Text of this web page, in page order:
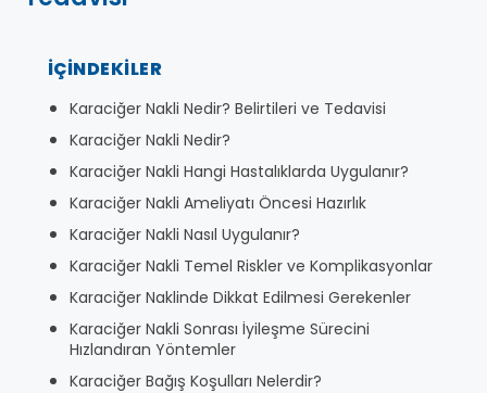
İÇINDEKILER
Karaciğer Nakli Nedir? Belirtileri ve Tedavisi
Karaciğer Nakli Nedir?
Karaciğer Nakli Hangi Hastalıklarda Uygulanır?
Karaciğer Nakli Ameliyatı Öncesi Hazırlık
Karaciğer Nakli Nasıl Uygulanır?
Karaciğer Nakli Temel Riskler ve Komplikasyonlar
Karaciğer Naklinde Dikkat Edilmesi Gerekenler
Karaciğer Nakli Sonrası İyileşme Sürecini
Hızlandıran Yöntemler
Karaciğer Bağış Koşulları Nelerdir?